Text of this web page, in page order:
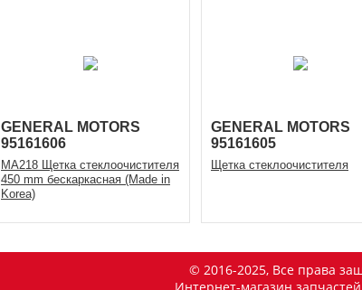
GENERAL MOTORS
95161606
MA218 Щетка стеклоочистителя
450 mm беcкаркасная (Made in
Korea)
GENERAL MOTORS
95161605
Щетка стеклоочистителя
© 2016-2025, Все права